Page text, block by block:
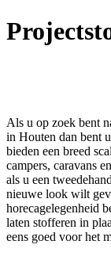
Als u op zoek bent
in Houten dan bent
bieden een breed
campers, caravans
als u een
nieuwe look wilt
horecagelegenheid
laten stofferen in
eens goed voor het